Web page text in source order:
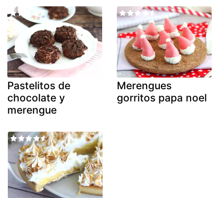
Pastelitos de
chocolate y
merengue
Merengues
gorritos papa noel